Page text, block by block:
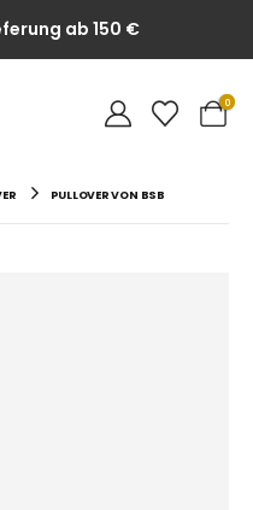
ab 150 €
0
PULLOVER VON BSB